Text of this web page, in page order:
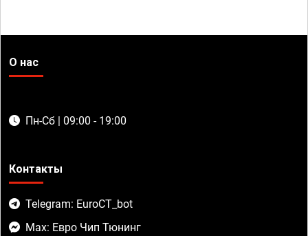
О нас
Пн-Сб | 09:00 - 19:00
Контакты
Telegram: EuroCT_bot
Max: Евро Чип Тюнинг